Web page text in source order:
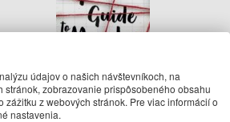
Rachel
A Good GirlS Guide To
Murder
údajov o našich návštevníkoch, na
stránok, zobrazovanie prispôsobeného obsahu
zážitku z webových stránok. Pre viac informácií o
nastavenia.